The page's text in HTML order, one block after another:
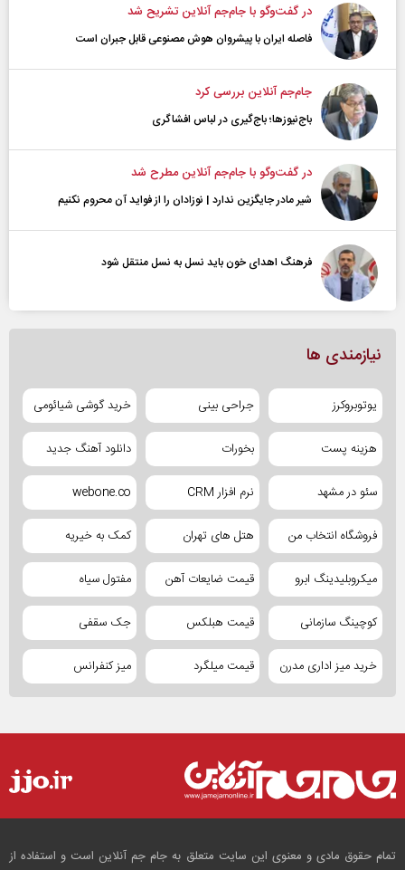
در گفت‌و‌گو با جام‌جم آنلاین تشریح شد
فاصله ایران با پیشرو‌ان هوش مصنوعی قابل جبران است
جام‌جم آنلاین بررسی کرد
باج‌نیوزها؛ باج‌گیری در لباس افشاگری
در گفت‌و‌گو با جام‌جم آنلاین مطرح شد
شیر مادر جایگزین ندارد | نوزادان را از فواید آن محروم نکنیم
فرهنگ اهدای خون باید نسل به نسل منتقل شود
نیازمندی ها
یوتوبروکرز جراحی بینی خرید گوشی شیائومی
هزینه پست بخورات دانلود آهنگ جدید
سئو در مشهد نرم افزار CRM webone.co
فروشگاه انتخاب من هتل های تهران کمک به خیریه
میکروبلیدینگ ابرو قیمت ضایعات آهن مفتول سیاه
کوچینگ سازمانی قیمت هبلکس جک سقفی
خرید میز اداری مدرن قیمت میلگرد میز کنفرانس
تمام حقوق مادی و معنوی این سایت متعلق به جام جم آنلاین است و استفاده از